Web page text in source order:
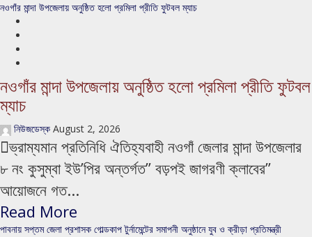
নওগাঁর মান্দা উপজেলায় অনুষ্ঠিত হলো প্রমিলা প্রীতি ফুটবল ম্যাচ
নওগাঁর মান্দা উপজেলায় অনুষ্ঠিত হলো প্রমিলা প্রীতি ফুটবল
ম্যাচ
নিউজডেস্ক August 2, 2026
ভ্রাম্যমান প্রতিনিধি ঐতিহ্যবাহী নওগাঁ জেলার মান্দা উপজেলার
৮ নং কুসুম্বা ইউ’পির অন্তর্গত” বড়পই জাগরণী ক্লাবের”
আয়োজনে গত...
Read More
পাবনায় সপ্তম জেলা প্রশাসক গোল্ডকাপ টুর্নামেন্টের সমাপনী অনুষ্ঠানে যুব ও ক্রীড়া প্রতিমন্ত্রী